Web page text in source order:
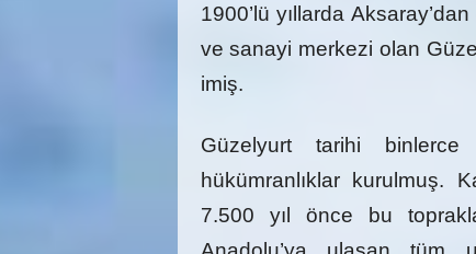
1900’lü yıllarda
ve sanayi merkezi olan
imiş.
Güzelyurt tarihi
hükümranlıklar kurulmuş.
7.500 yıl önce bu